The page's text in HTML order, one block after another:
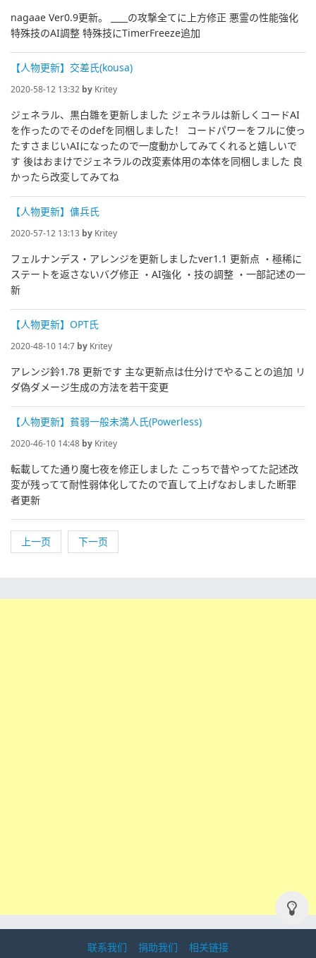
nagaae Ver0.9更新。 ____の攻撃全てに上方修正 悪霊の性能強化
特殊技のAI調整 特殊技にTimerFreeze追加
【人物更新】交差氏(kousa)
2020-58-12 13:32 by Kritey
ジェネラル、黒白雛を更新しました ジェネラルは新しくコードAI
を作ったのでそのdefを同梱しました！ コードパワーをフルに使っ
たすさまじいAIになったので一度動かしてみてくれると嬉しいで
す 後はおまけでジェネラルの改変素体用の本体を同梱しました 良
かったら改変してみてね
【人物更新】傭兵氏
2020-57-12 13:13 by Kritey
フェルナンデス・アレンジを更新しましたver1.1 更新点 ・極稀に
ステートを返さないバグ修正 ・AI強化 ・技の調整 ・一部記述の一
新
【人物更新】OPT氏
2020-48-10 14:7 by Kritey
アレンジ鈴1.78 更新です 主な更新点は仕分けでやることの追加 リ
ダ偽ダメージ生成の方法を若干変更
【人物更新】貧弱一般未満人氏(Powerless)
2020-46-10 14:48 by Kritey
転載してた通り魔七夜を修正しました こっちで昔やってた記述改
変が残ってて耐性弱体化してたので直して上げなおしました断罪
者更新
上一页 下一页
联系我们 捐助我们
相关链接